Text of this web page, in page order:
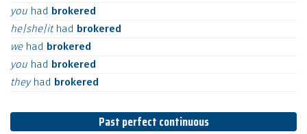
you had brokered
he|she|it had brokered
we had brokered
you had brokered
they had brokered
Past perfect continuous